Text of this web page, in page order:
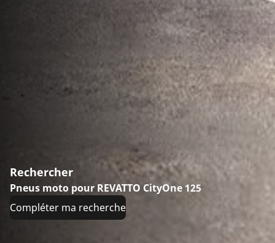
Rechercher
Pneus moto pour REVATTO CityOne 125
Compléter ma recherche